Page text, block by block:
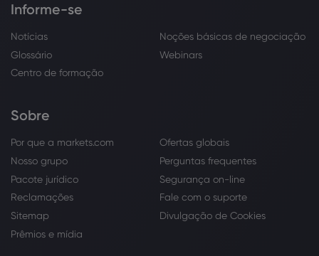
Informe-se
Notícias
Noções básicas de negociação
Glossário
Webinars
Centro de formação
Sobre
Por que a markets.com
Ofertas globais
Nosso grupo
Perguntas frequentes
Pacote jurídico
Segurança on-line
Reclamações
Fale com o suporte
Sitemap
Divulgação de Cookies
Prêmios e mídia